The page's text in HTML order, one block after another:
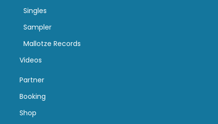
Singles
Sampler
Mallotze Records
Videos
Partner
Booking
Shop